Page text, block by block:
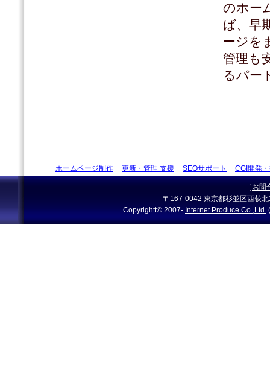
のホー
ば、早
ージを
管理も
るパー
ホームページ制作 更新・管理 支援 SEOサポート CGI開発
［ お問
〒167-0042 東京都杉並区西荻
Copyrightt© 2007- Internet Produce Co.,Ltd. (